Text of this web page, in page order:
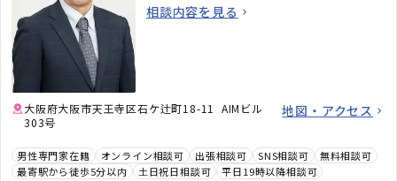
相談内容を見る
大阪府大阪市天王寺区石ケ辻町18-11 AIMビル
303号
地図・アクセス
男性専門家在籍 オンライン相談可 出張相談可 SNS相談可
無料相談可
最寄駅から徒歩5分以内
土日祝日相談可 平日19時以降相談可